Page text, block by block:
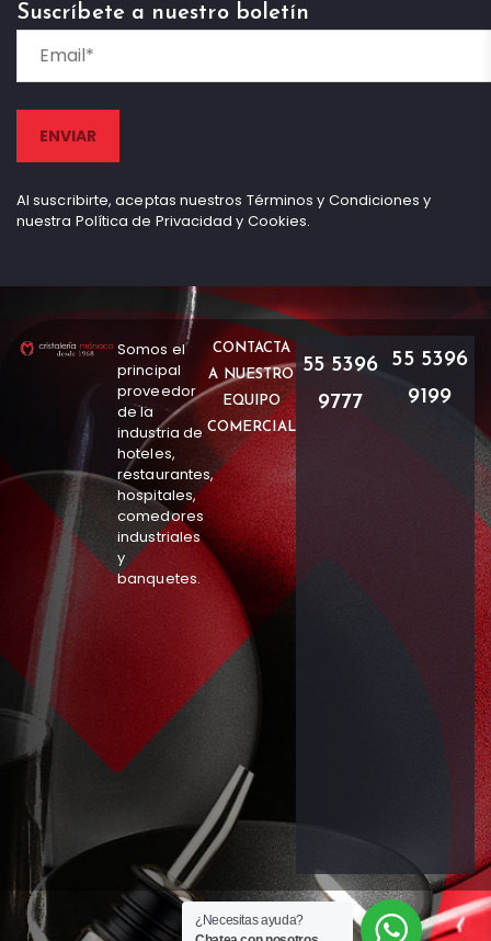
Suscríbete a nuestro boletín
Al suscribirte, aceptas nuestros Términos y Condiciones y
nuestra Política de Privacidad y Cookies.
Somos el
principal
proveedor
de la
industria de
hoteles,
restaurantes,
hospitales,
comedores
industriales
y
banquetes.
CONTACTA
A NUESTRO
EQUIPO
COMERCIAL
55 5396
9777
55 5396
9199
¿Necesitas ayuda?